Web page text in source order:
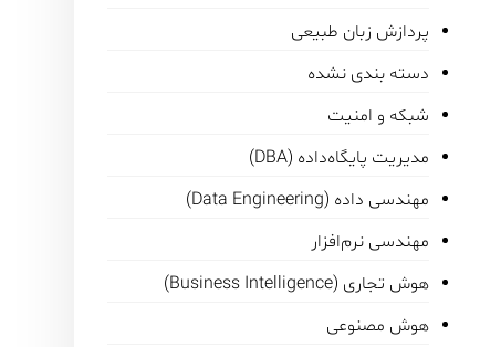
پردازش زبان طبیعی
دسته بندی نشده
شبکه و امنیت
مدیریت پایگاه‌داده (DBA)
مهندسی داده (Data Engineering)
مهندسی نرم‌افزار
هوش تجاری (Business Intelligence)
هوش مصنوعی